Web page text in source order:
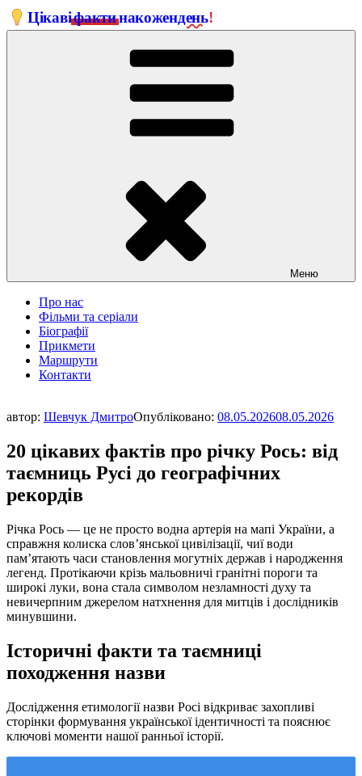
Перейти
до
Цікавіфактинакожендень!
Меню
Про нас
Фільми та серіали
Біографії
Прикмети
Маршрути
Контакти
автор: Шевчук ДмитроОпубліковано: 08.05.202608.05.2026
20 цікавих фактів про річку Рось: від
таємниць Русі до географічних
рекордів
Річка Рось — це не просто водна артерія на мапі України, а
справжня колиска слов’янської цивілізації, чиї води
пам’ятають часи становлення могутніх держав і народження
легенд. Протікаючи крізь мальовничі гранітні пороги та
широкі луки, вона стала символом незламності духу та
невичерпним джерелом натхнення для митців і дослідників
минувшини.
Історичні факти та таємниці
походження назви
Дослідження етимології назви Росі відкриває захопливі
сторінки формування української ідентичності та пояснює
ключові моменти нашої ранньої історії.